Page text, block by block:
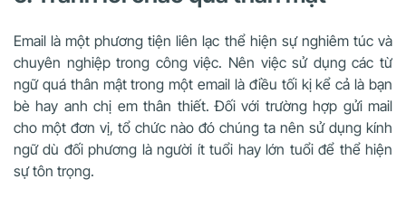
Email là một phương tiện liên lạc thể hiện sự nghiêm túc và
chuyên nghiệp trong công việc. Nên việc sử dụng các từ
ngữ quá thân mật trong một email là điều tối kị kể cả là bạn
bè hay anh chị em thân thiết. Đối với trường hợp gửi mail
cho một đơn vị, tổ chức nào đó chúng ta nên sử dụng kính
ngữ dù đối phương là người ít tuổi hay lớn tuổi để thể hiện
sự tôn trọng.